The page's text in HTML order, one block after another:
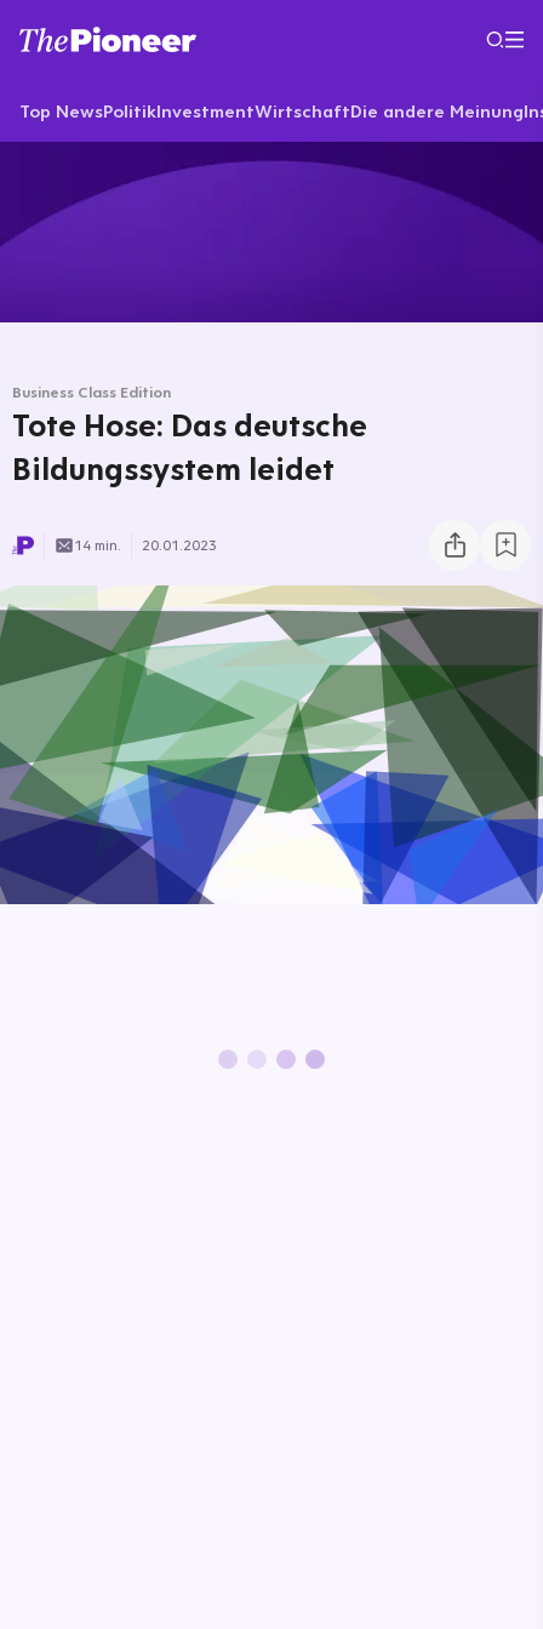
Top NewsPolitikInvestmentWirtschaftDie andere Meinung
Business Class Edition
Tote Hose: Das deutsche
Bildungssystem leidet
14 min. 20.01.2023